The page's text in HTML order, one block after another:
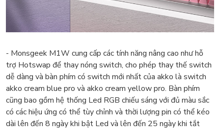
- Monsgeek M1W cung cấp các tính năng nâng cao như hỗ
trợ Hotswap để thay nóng switch, cho phép thay thế switch
dễ dàng và bàn phím có switch mới nhất của akko là switch
akko cream blue pro và akko cream yellow pro. Bàn phím
cũng bao gồm hệ thống Led RGB chiếu sáng với đủ màu sắc
có các hiệu ứng có thể tùy chỉnh và thời lượng pin có thể kéo
dài lên đến 8 ngày khi bật Led và lên đến 25 ngày khi tắt